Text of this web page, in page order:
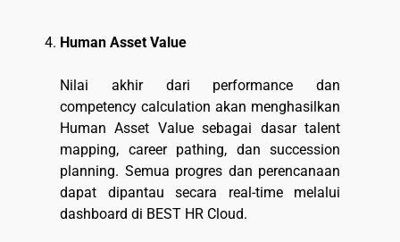
Human Asset Value
Nilai akhir dari performance dan
competency calculation akan menghasilkan
Human Asset Value sebagai dasar talent
mapping, career pathing, dan succession
planning. Semua progres dan perencanaan
dapat dipantau secara real-time melalui
dashboard di BEST HR Cloud.